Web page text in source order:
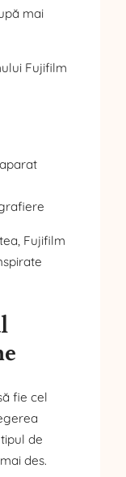
mai
Fujifilm
Fujifilm
fie cel
de
des.